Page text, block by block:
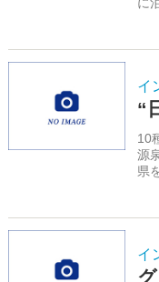
に
イ
“
10
源
県
イ